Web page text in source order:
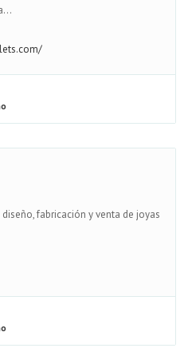
fabricación y venta de joyas